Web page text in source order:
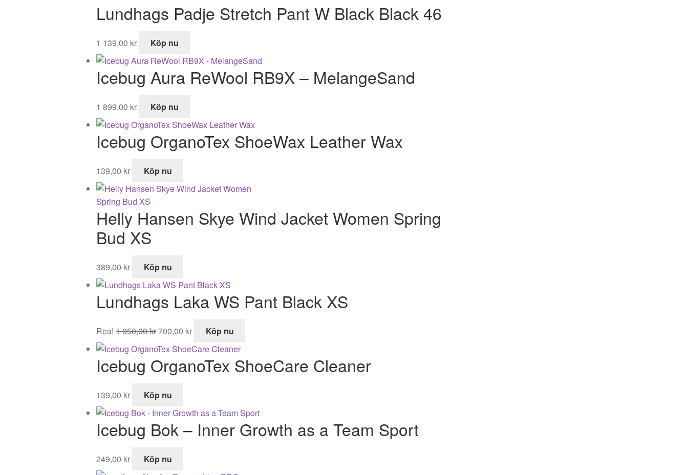
Lundhags Padje Stretch Pant W Black Black 46
1 139,00 kr Köp nu
Icebug Aura ReWool RB9X – MelangeSand
1 899,00 kr Köp nu
Icebug OrganoTex ShoeWax Leather Wax
139,00 kr Köp nu
Helly Hansen Skye Wind Jacket Women Spring
Bud XS
389,00 kr Köp nu
Lundhags Laka WS Pant Black XS
Rea! 1 050,00kr
ursprungliga
priset
var:
700,00 kr
nuvarande
priset
är:
700,00 kr.
Köp nu
Icebug OrganoTex ShoeCare Cleaner
139,00 kr Köp nu
Icebug Bok – Inner Growth as a Team Sport
249,00 kr Köp nu